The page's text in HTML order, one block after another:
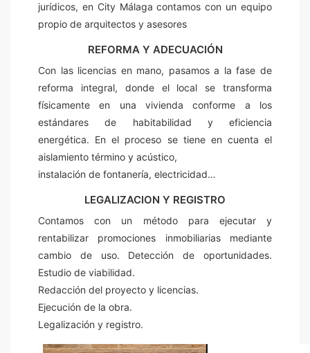
jurídicos, en City Málaga contamos con un equipo
propio de arquitectos y asesores
REFORMA Y ADECUACIÓN
Con las licencias en mano, pasamos a la fase de
reforma integral, donde el local se transforma
físicamente en una vivienda conforme a los
estándares de habitabilidad y eficiencia
energética. En el proceso se tiene en cuenta el
aislamiento término y acústico,
instalación de fontanería, electricidad…
LEGALIZACION Y REGISTRO
Contamos con un método para ejecutar y
rentabilizar promociones inmobiliarias mediante
cambio de uso. Detección de oportunidades.
Estudio de viabilidad.
Redacción del proyecto y licencias.
Ejecución de la obra.
Legalización y registro.